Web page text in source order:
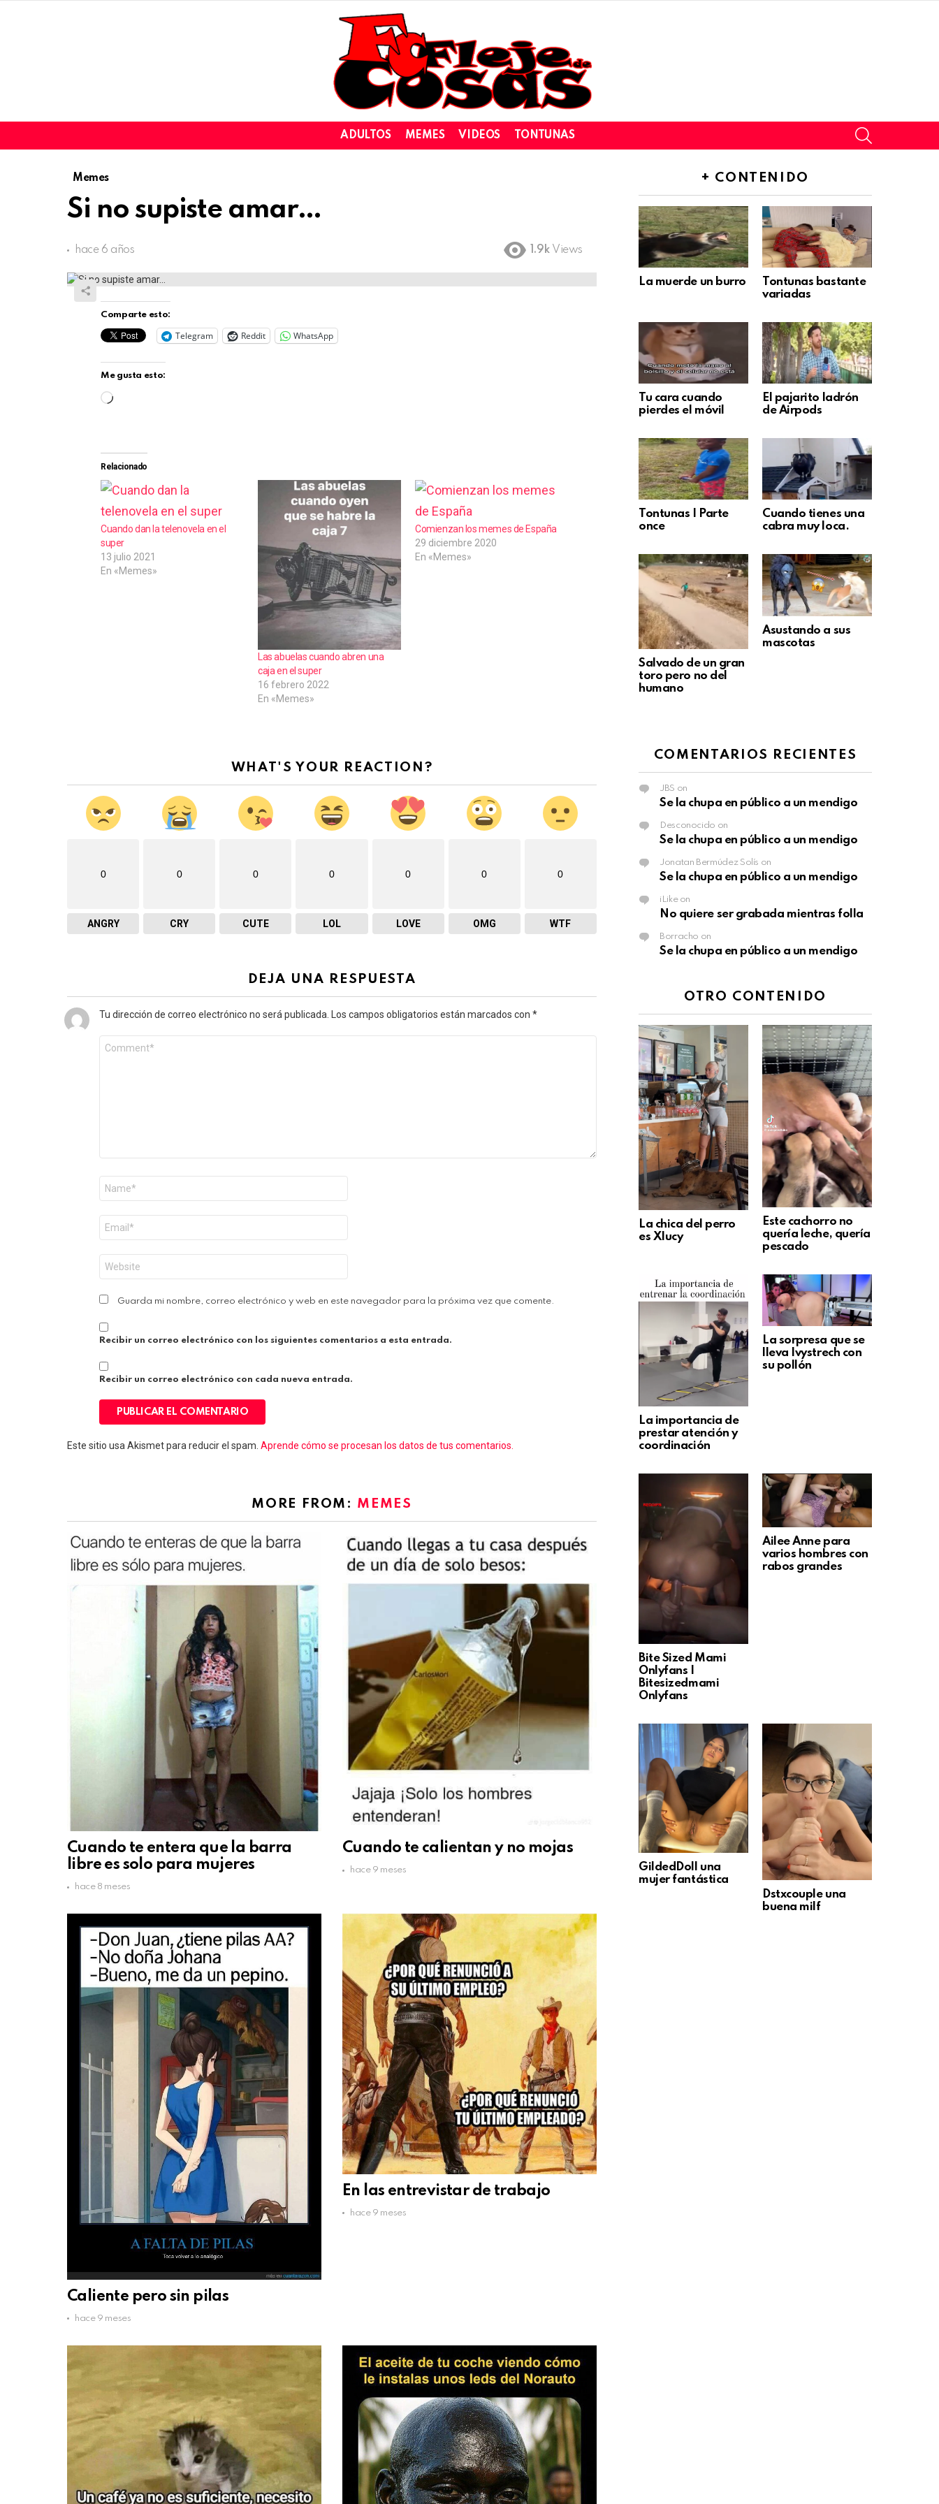
ADULTOS MEMES VIDEOS TONTUNAS
Memes
Si no supiste amar…
hace 6 años 1.9k Views
Comparte esto:
Telegram Reddit WhatsApp
Me gusta esto:
g
a
n
d
o
.
Relacionado
Cuando dan la telenovela en el
super
13 julio 2021
En «Memes»
Las abuelas cuando abren una
caja en el super
16 febrero 2022
En «Memes»
Comienzan los memes de España
29 diciembre 2020
En «Memes»
WHAT'S YOUR REACTION?
0
ANGRY
0
CRY
0
CUTE
0
LOL
0
LOVE
0
OMG
0
WTF
DEJA UNA RESPUESTA
Tu dirección de correo electrónico no será publicada. Los campos obligatorios están marcados con *
electrónico
*
Guarda mi nombre, correo electrónico y web en este navegador para la próxima vez que comente.
Recibir un correo electrónico con los siguientes comentarios a esta entrada.
Recibir un correo electrónico con cada nueva entrada.
Este sitio usa Akismet para reducir el spam. Aprende cómo se procesan los datos de tus comentarios.
MORE FROM: MEMES
Cuando te entera que la barra
libre es solo para mujeres
hace 8 meses
Cuando te calientan y no mojas
hace 9 meses
Caliente pero sin pilas
hace 9 meses
En las entrevistar de trabajo
hace 9 meses
+ CONTENIDO
La muerde un burro
Tontunas bastante
variadas
Tu cara cuando
pierdes el móvil
El pajarito ladrón
de Airpods
Tontunas | Parte
once
Cuando tienes una
cabra muy loca.
Salvado de un gran
toro pero no del
humano
Asustando a sus
mascotas
COMENTARIOS RECIENTES
JBS on
Se la chupa en público a un mendigo
Desconocido on
Se la chupa en público a un mendigo
Jonatan Bermúdez Solís on
Se la chupa en público a un mendigo
iLikeon
No quiere ser grabada mientras folla
Borracho on
Se la chupa en público a un mendigo
OTRO CONTENIDO
La chica del perro
es Xlucy
Este cachorro no
quería leche, quería
pescado
La importancia de
prestar atención y
coordinación
La sorpresa que se
lleva Ivystrech con
su pollón
Bite Sized Mami
Onlyfans |
Bitesizedmami
Onlyfans
Ailee Anne para
varios hombres con
rabos grandes
GildedDoll una
mujer fantástica
Dstxcouple una
buena milf